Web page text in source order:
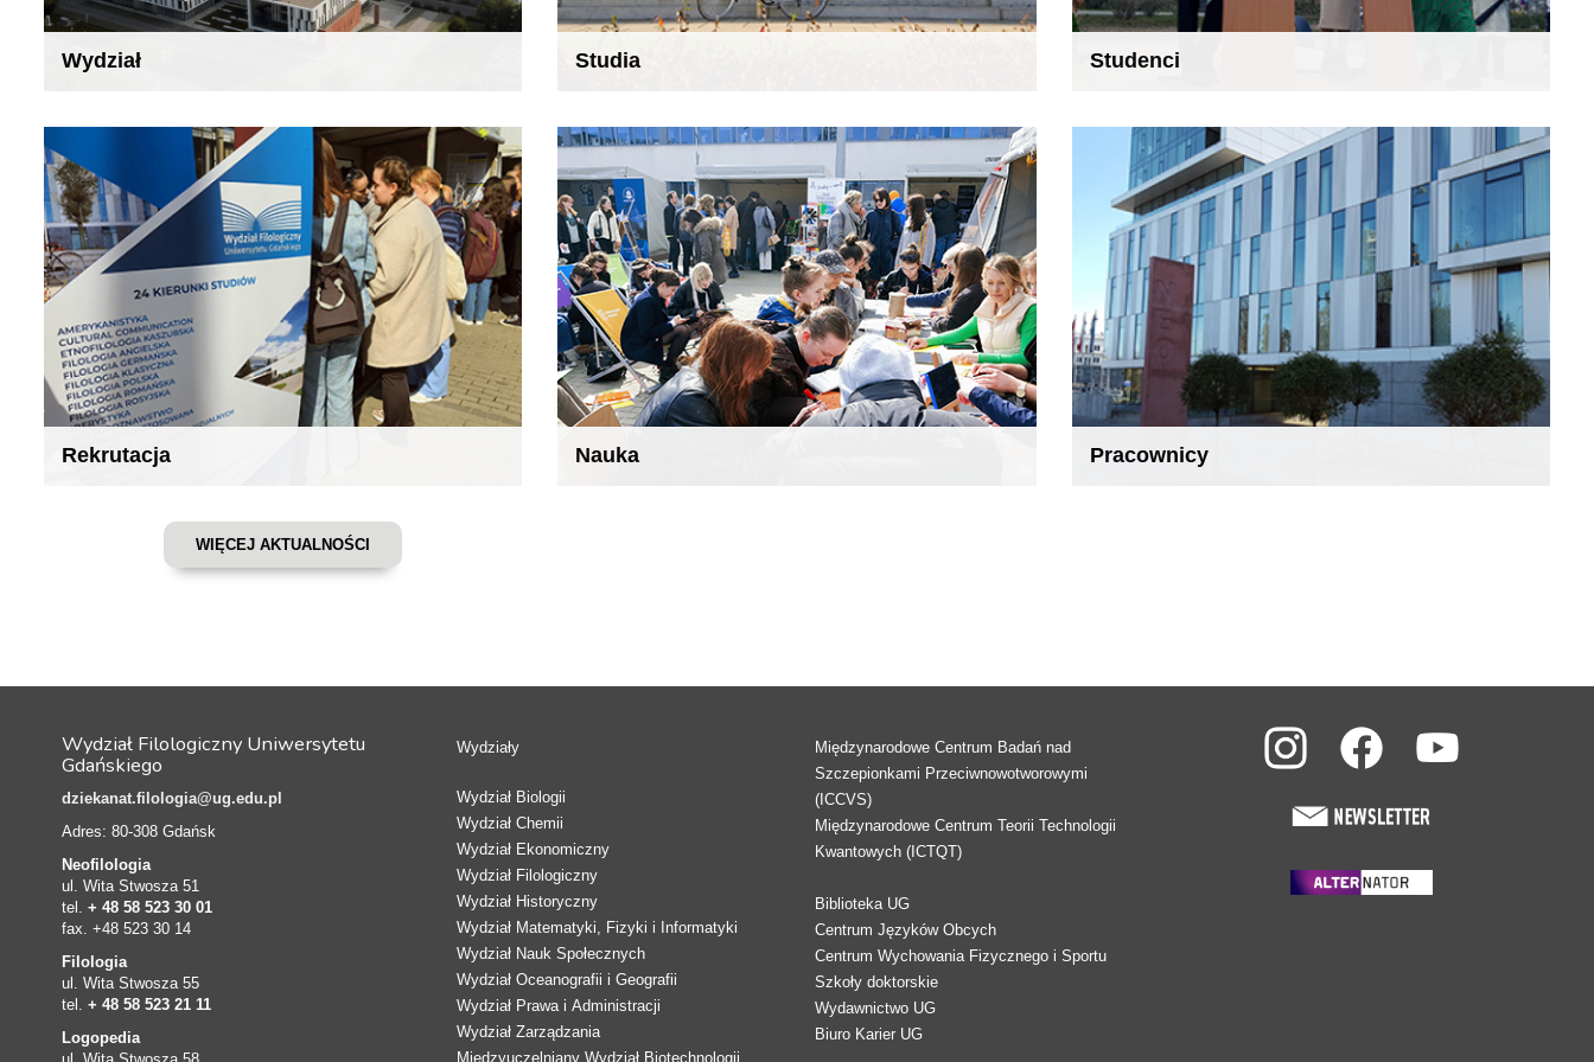
Wydział Studia Studenci
Rekrutacja Nauka Pracownicy
WIĘCEJ AKTUALNOŚCI
Wydział Filologiczny Uniwersytetu
Gdańskiego
dziekanat.filologia@ug.edu.pl
Adres: 80-308 Gdańsk
Neofilologia
ul. Wita Stwosza 51
tel. + 48 58 523 30 01
fax. +48 523 30 14
Filologia
ul. Wita Stwosza 55
tel. + 48 58 523 21 11
Logopedia
Wydziały
Wydział Biologii
Wydział Chemii
Wydział Ekonomiczny
Wydział Filologiczny
Wydział Historyczny
Wydział Matematyki, Fizyki i Informatyki
Wydział Nauk Społecznych
Wydział Oceanografii i Geografii
Wydział Prawa i Administracji
Wydział Zarządzania
Międzyuczelniany Wydział Biotechnologii
Międzynarodowe Centrum Badań nad
Szczepionkami Przeciwnowotworowymi
(ICCVS)
Międzynarodowe Centrum Teorii Technologii
Kwantowych (ICTQT)
Biblioteka UG
Centrum Języków Obcych
Centrum Wychowania Fizycznego i Sportu
Szkoły doktorskie
Wydawnictwo UG
Biuro Karier UG